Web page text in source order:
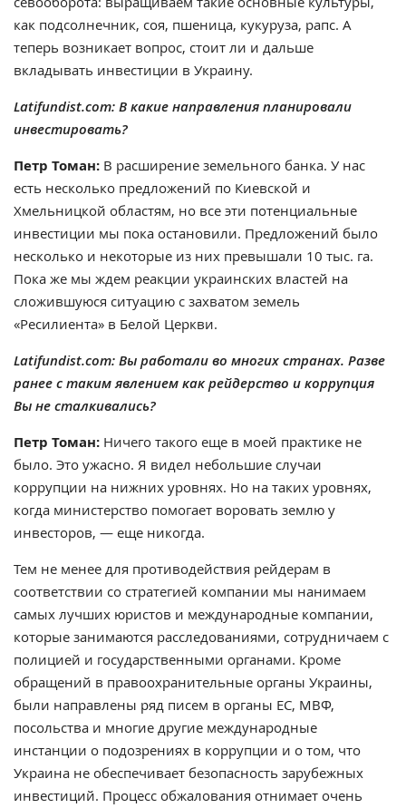
как подсолнечник, соя, пшеница, кукуруза, рапс. А
теперь возникает вопрос, стоит ли и дальше
вкладывать инвестиции в Украину.
Latifundist.com: В какие направления планировали
инвестировать?
Петр Томан: В расширение земельного банка. У нас
есть несколько предложений по Киевской и
Хмельницкой областям, но все эти потенциальные
инвестиции мы пока остановили. Предложений было
несколько и некоторые из них превышали 10 тыс. га.
Пока же мы ждем реакции украинских властей на
сложившуюся ситуацию с захватом земель
«Ресилиента» в Белой Церкви.
Latifundist.com: Вы работали во многих странах. Разве
ранее с таким явлением как рейдерство и коррупция
Вы не сталкивались?
Петр Томан: Ничего такого еще в моей практике не
было. Это ужасно. Я видел небольшие случаи
коррупции на нижних уровнях. Но на таких уровнях,
когда министерство помогает воровать землю у
инвесторов, — еще никогда.
Тем не менее для противодействия рейдерам в
соответствии со стратегией компании мы нанимаем
самых лучших юристов и международные компании,
которые занимаются расследованиями, сотрудничаем с
полицией и государственными органами. Кроме
обращений в правоохранительные органы Украины,
были направлены ряд писем в органы ЕС, МВФ,
посольства и многие другие международные
инстанции о подозрениях в коррупции и о том, что
Украина не обеспечивает безопасность зарубежных
инвестиций. Процесс обжалования отнимает очень